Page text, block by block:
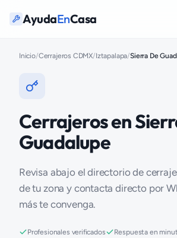
AyudaEnCasa
Inicio/Cerrajeros CDMX/Iztapalapa/Sierra De
Cerrajeros en
Guadalupe
Revisa abajo el directorio de
de tu zona y contacta directo por
más te convenga.
Profesionales verificados
Respuesta en